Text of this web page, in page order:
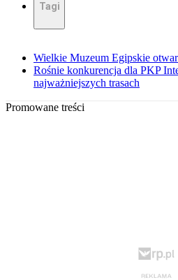
Tagi
Wielkie Muzeum Egipskie
Rośnie konkurencja dla PKP
najważniejszych trasach
Promowane treści